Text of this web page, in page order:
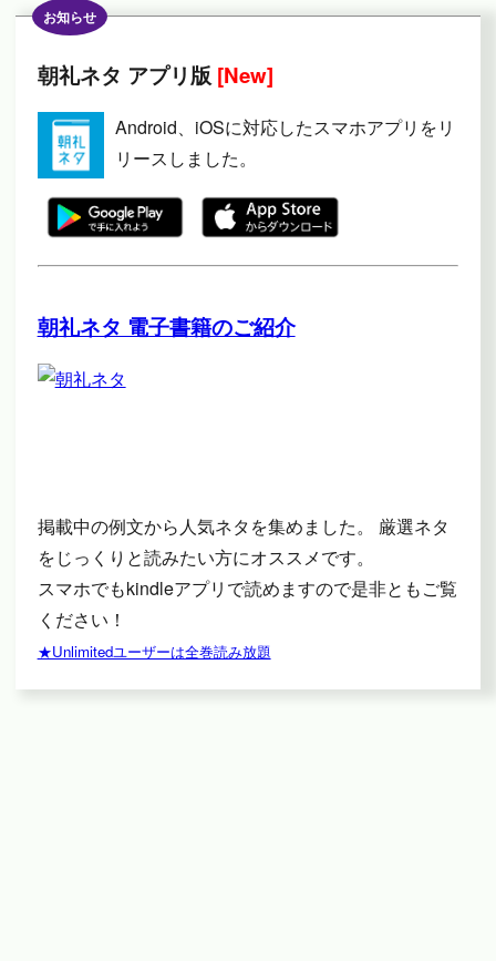
お知らせ
朝礼ネタ アプリ版 [New]
Android、iOSに対応したスマホアプリをリ
リースしました。
朝礼ネタ 電子書籍のご紹介
掲載中の例文から人気ネタを集めました。 厳選ネタ
をじっくりと読みたい方にオススメです。
スマホでもkindleアプリで読めますので是非ともご覧
ください！
★Unlimitedユーザーは全巻読み放題